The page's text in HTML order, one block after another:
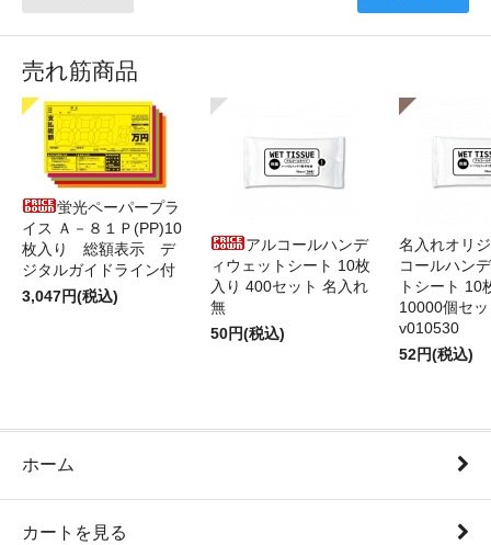
売れ筋商品
蛍光ペーパープラ
イス Ａ－８１Ｐ(PP)10
枚入り 総額表示 デ
ジタルガイドライン付
3,047円(税込)
アルコールハンデ
ィウェットシート 10枚
入り 400セット 名入れ
無
50円(税込)
名入れオリ
コールハン
トシート 10
10000個セ
v010530
52円(税込)
ホーム
カートを見る